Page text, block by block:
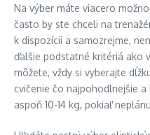
Na výber máte viacero
často by ste chceli na
k dispozícii a samozrejme,
ďalšie podstatné kritériá ako
môžete, vždy si vyberajte
cvičenie čo najpohodlnejšie
aspoň 10-14 kg, pokiaľ